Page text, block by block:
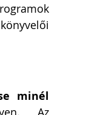
minél